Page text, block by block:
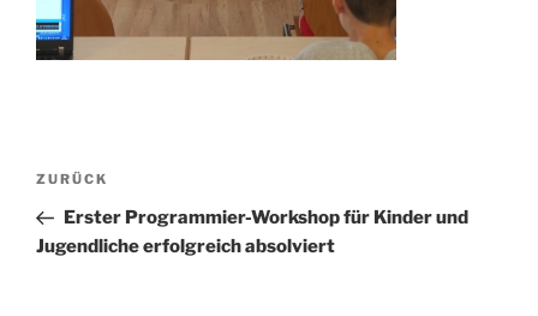
Beitragsnavigation
Vorheriger
Beitrag
ZURÜCK
Erster Programmier-Workshop für Kinder und
Jugendliche erfolgreich absolviert